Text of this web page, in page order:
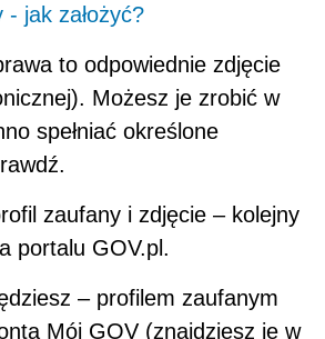
jak założyć?
to odpowiednie zdjęcie
Możesz je zrobić w
spełniać określone
zaufany i zdjęcie – kolejny
portalu GOV.pl.
– profilem zaufanym
Mój GOV (znajdziesz je w